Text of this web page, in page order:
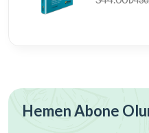
Hemen Abone